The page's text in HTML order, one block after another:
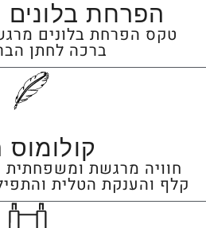
הפרחת בלונים
טקס הפרחת בלונים
ברכה לחתן
חוויה מרגשת
קלף והענקת הטלית